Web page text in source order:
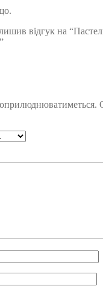
відгук на